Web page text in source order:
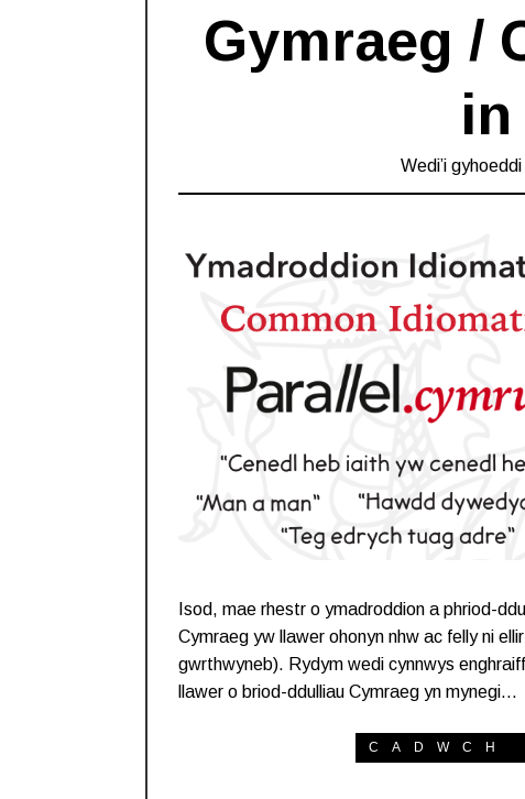
Gymraeg /
in
Wedi’i
Isod, mae rhestr o ymadroddion a phriod-
Cymraeg yw llawer ohonyn nhw ac felly ni ellir
gwrthwyneb). Rydym wedi cynnwys
llawer o briod-ddulliau Cymraeg yn mynegi…